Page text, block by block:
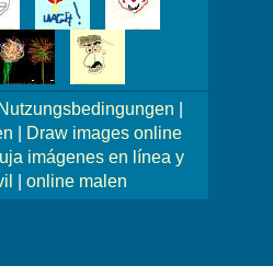
Nutzungsbedingungen
Draw images online
imágenes en línea y
online malen